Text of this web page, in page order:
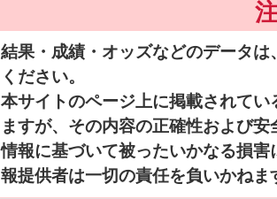
結果・成績・オッズなどのデータ
ください。
本サイトのページ上に掲載されて
ますが、その内容の正確性および
情報に基づいて被ったいかなる損
報提供者は一切の責任を負いかねま